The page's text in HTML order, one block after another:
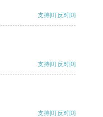
支持[0] 反对[0]
支持[0] 反对[0]
支持[0] 反对[0]